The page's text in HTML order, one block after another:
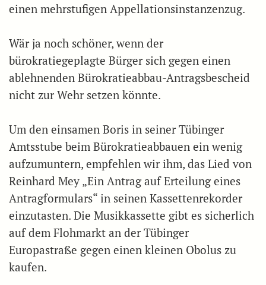
einen mehrstufigen Appellationsinstanzenzug.
Wär ja noch schöner, wenn der
bürokratiegeplagte Bürger sich gegen einen
ablehnenden Bürokratieabbau-Antragsbescheid
nicht zur Wehr setzen könnte.
Um den einsamen Boris in seiner Tübinger
Amtsstube beim Bürokratieabbauen ein wenig
aufzumuntern, empfehlen wir ihm, das Lied von
Reinhard Mey „Ein Antrag auf Erteilung eines
Antragformulars“ in seinen Kassettenrekorder
einzutasten. Die Musikkassette gibt es sicherlich
auf dem Flohmarkt an der Tübinger
Europastraße gegen einen kleinen Obolus zu
kaufen.